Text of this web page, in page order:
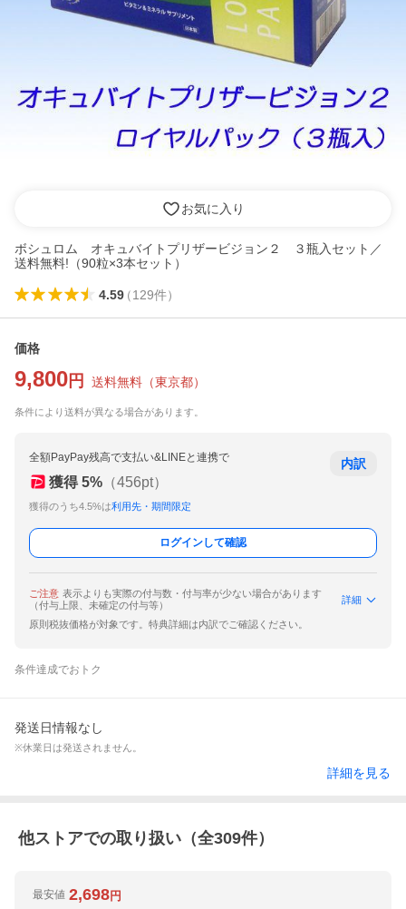
お気に入り
ボシュロム オキュバイトプリザービジョン２ ３瓶入セット／
送料無料!（90粒×3本セット）
4.59（129件）
価格
9,800 円 送料無料 （東京都）
条件により送料が異なる場合があります。
全額PayPay残高で支払い&LINEと連携で
獲得 5% （456pt）
獲得のうち4.5%は利用先・期間限定
内訳
ログインして確認
ご注意 表示よりも実際の付与数・付与率が少ない場合があります
（付与上限、未確定の付与等）
詳細
原則税抜価格が対象です。特典詳細は内訳でご確認ください。
条件達成でおトク
発送日情報なし
※休業日は発送されません。
詳細を見る
他ストアでの取り扱い（全309件）
最安値 2,698円